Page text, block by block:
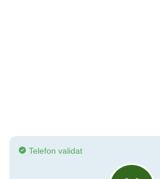
Telefon validat